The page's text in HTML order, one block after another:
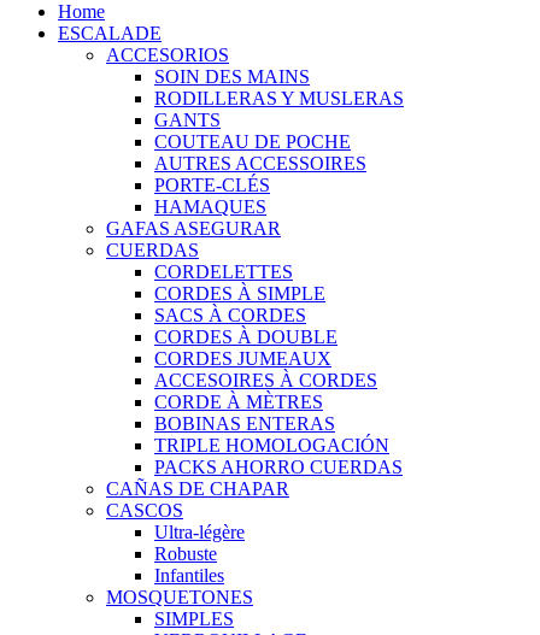
Home
ESCALADE
ACCESORIOS
SOIN DES MAINS
RODILLERAS Y MUSLERAS
GANTS
COUTEAU DE POCHE
AUTRES ACCESSOIRES
PORTE-CLÉS
HAMAQUES
GAFAS ASEGURAR
CUERDAS
CORDELETTES
CORDES À SIMPLE
SACS À CORDES
CORDES À DOUBLE
CORDES JUMEAUX
ACCESOIRES À CORDES
CORDE À MÈTRES
BOBINAS ENTERAS
TRIPLE HOMOLOGACIÓN
PACKS AHORRO CUERDAS
CAÑAS DE CHAPAR
CASCOS
Ultra-légère
Robuste
Infantiles
MOSQUETONES
SIMPLES